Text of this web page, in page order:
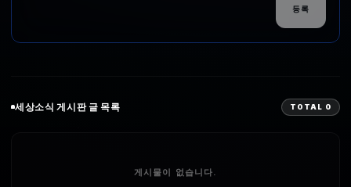
등록
세상소식 게시판 글 목록 TOTAL 0
게시물이 없습니다.